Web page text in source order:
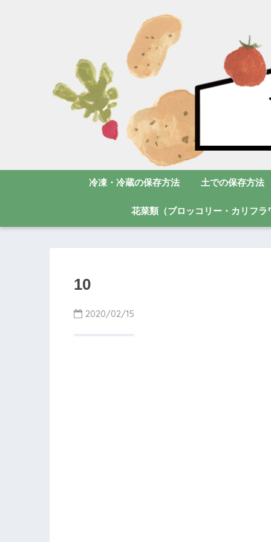
冷凍・冷蔵の保存方法 土での保存方法
花菜類（ブロッコリー・カリフ
10
2020/02/15